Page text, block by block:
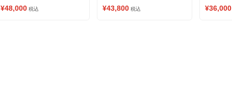
¥48,000 税込 ¥43,800 税込 ¥36,000